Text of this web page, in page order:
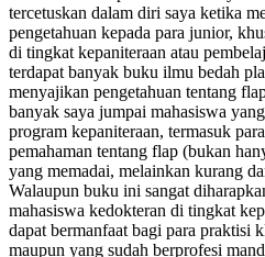
tercetuskan dalam diri saya ketika
pengetahuan kepada para junior,
di tingkat kepaniteraan atau
terdapat banyak buku ilmu bedah
menyajikan pengetahuan tentang
banyak saya jumpai mahasiswa
program kepaniteraan, termasuk
pemahaman tentang flap (bukan
yang memadai, melainkan kurang
Walaupun buku ini sangat
mahasiswa kedokteran di tingkat
dapat bermanfaat bagi para praktisi
maupun yang sudah berprofesi